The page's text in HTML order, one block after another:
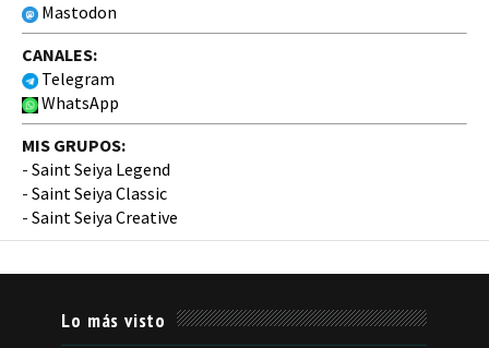
Mastodon
CANALES:
Telegram
WhatsApp
MIS GRUPOS:
- Saint Seiya Legend
- Saint Seiya Classic
- Saint Seiya Creative
Lo más visto